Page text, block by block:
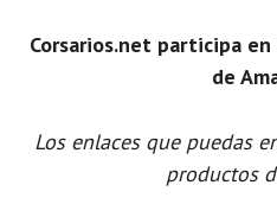
Corsarios.net participa
de
Los enlaces que puedas
productos